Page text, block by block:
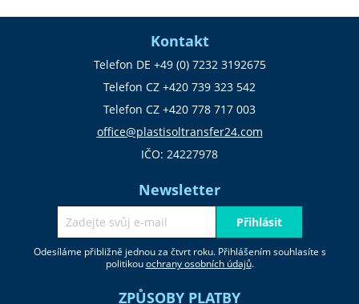
Kontakt
Telefon DE +49 (0) 7232 3192675
Telefon CZ +420 739 323 542
Telefon CZ +420 778 717 003
office@plastisoltransfer24.com
IČO: 24227978
Newsletter
Přihlásit
Odesíláme přibližně jednou za čtvrt roku. Přihlášením souhlasíte s
politikouochrany osobních údajů.
ZPŮSOBY PLATBY